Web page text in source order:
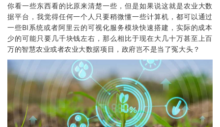
你看一些东西看的比原来清楚一些，但是如果说这就是农业大数
据平台，我觉得任何一个人只要稍微懂一些计算机，都可以通过
一些BI系统或者阿里云的可视化服务模块快速搭建，实际的成本
少的可能只要几千块钱左右，那么相比于现在大几十万甚至上百
万的智慧农业或者农业大数据项目，政府岂不是当了冤大头？